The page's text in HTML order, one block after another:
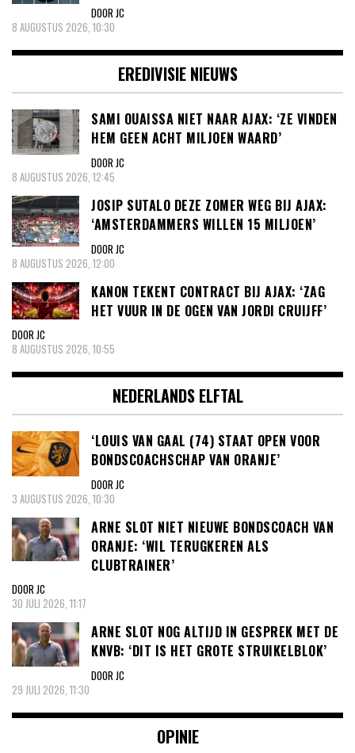
DOOR JC
8 AUGUSTUS 2026, 10:30
EREDIVISIE NIEUWS
SAMI OUAISSA NIET NAAR AJAX: ‘ZE VINDEN
HEM GEEN ACHT MILJOEN WAARD’
DOOR JC
8 AUGUSTUS 2026, 12:45
JOSIP SUTALO DEZE ZOMER WEG BIJ AJAX:
‘AMSTERDAMMERS WILLEN 15 MILJOEN’
DOOR JC
8 AUGUSTUS 2026, 12:00
KANON TEKENT CONTRACT BIJ AJAX: ‘ZAG
HET VUUR IN DE OGEN VAN JORDI CRUIJFF’
DOOR JC
8 AUGUSTUS 2026, 10:55
NEDERLANDS ELFTAL
‘LOUIS VAN GAAL (74) STAAT OPEN VOOR
BONDSCOACHSCHAP VAN ORANJE’
DOOR JC
3 AUGUSTUS 2026, 10:30
ARNE SLOT NIET NIEUWE BONDSCOACH VAN
ORANJE: ‘WIL TERUGKEREN ALS
CLUBTRAINER’
DOOR JC
30 JULI 2026, 11:17
ARNE SLOT NOG ALTIJD IN GESPREK MET DE
KNVB: ‘DIT IS HET GROTE STRUIKELBLOK’
DOOR JC
29 JULI 2026, 11:30
OPINIE